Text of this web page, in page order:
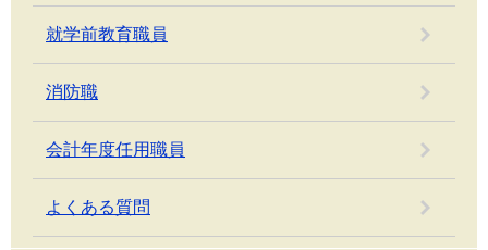
就学前教育職員
消防職
会計年度任用職員
よくある質問